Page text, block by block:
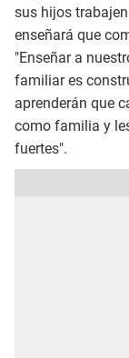
sus hijos
enseñará que
"Enseñar a
familiar es
aprenderán que
como familia y
fuertes".